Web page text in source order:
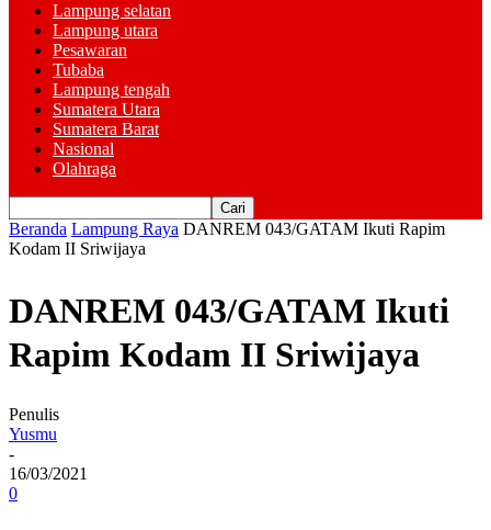
Lampung selatan
Lampung utara
Pesawaran
Tubaba
Lampung tengah
Sumatera Utara
Sumatera Barat
Nasional
Olahraga
Beranda Lampung Raya DANREM 043/GATAM Ikuti Rapim
Kodam II Sriwijaya
DANREM 043/GATAM Ikuti
Rapim Kodam II Sriwijaya
Penulis
Yusmu
-
16/03/2021
0